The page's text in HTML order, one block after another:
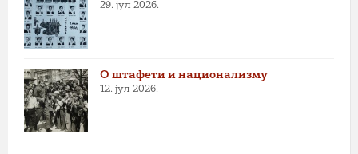
29. јул 2026.
О штафети и национализму
12. јул 2026.